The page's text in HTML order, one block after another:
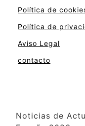
Política de
Política de
Aviso Legal
contacto
Noticias de